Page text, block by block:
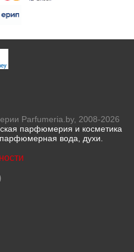
Parfumeria.by, 2008-2026
парфюмерия и косметика
вода, духи.